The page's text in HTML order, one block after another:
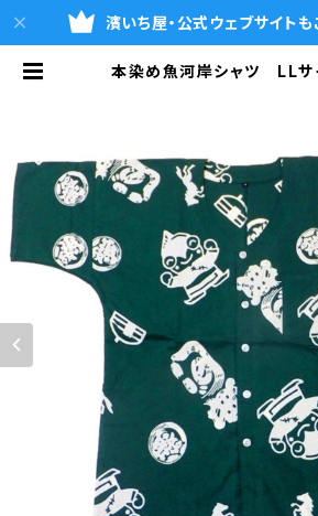
濱いち屋・公式ウェブサイト
本染め魚河岸シャツ LL
通り 港町 | 魚河岸シャツ
屋・通販サイト